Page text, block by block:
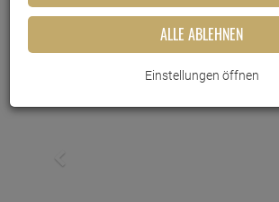
ALLE ABLEHNEN
Einstellungen öffnen